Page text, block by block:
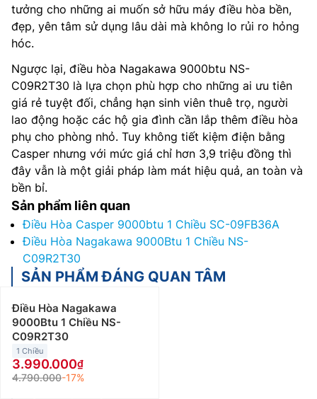
tưởng cho những ai muốn sở hữu máy điều hòa bền,
đẹp, yên tâm sử dụng lâu dài mà không lo rủi ro hỏng
hóc.
Ngược lại, điều hòa Nagakawa 9000btu NS-
C09R2T30 là lựa chọn phù hợp cho những ai ưu tiên
giá rẻ tuyệt đối, chẳng hạn sinh viên thuê trọ, người
lao động hoặc các hộ gia đình cần lắp thêm điều hòa
phụ cho phòng nhỏ. Tuy không tiết kiệm điện bằng
Casper nhưng với mức giá chỉ hơn 3,9 triệu đồng thì
đây vẫn là một giải pháp làm mát hiệu quả, an toàn và
bền bỉ.
Sản phẩm liên quan
Điều Hòa Casper 9000btu 1 Chiều SC-09FB36A
Điều Hòa Nagakawa 9000Btu 1 Chiều NS-
C09R2T30
SẢN PHẨM ĐÁNG QUAN TÂM
Điều Hòa Nagakawa
9000Btu 1 Chiều NS-
C09R2T30
1 Chiều
3.990.000
4.790.000-17%